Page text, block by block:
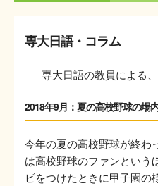
専大日語・コラム
専大日語の教員による
2018年9月：夏の高校野球の場
今年の夏の高校野球が終わ
は高校野球のファンという
ビをつけたときに甲子園の